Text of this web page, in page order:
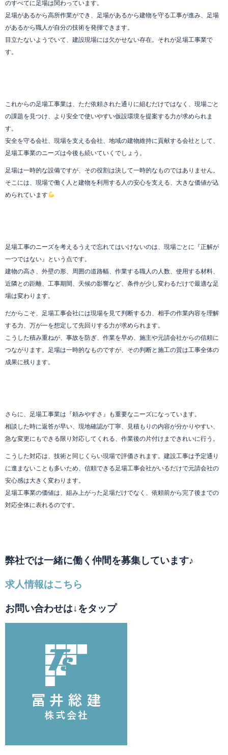
のすべてに足場は関わっています。
足場があるから高所作業ができ、足場があるから建物を守る工事が進み、足場
があるから職人が自分の技術を発揮できます。
目立たないようでいて、建設現場には欠かせない存在。それが足場工事業で
す。
これからの足場工事業は、ただ依頼された通りに組むだけではなく、現場ごと
の課題を見つけ、より安全で使いやすい仮設環境を提案する力が求められま
す。
安全を守る会社、現場を支える会社、地域の建物維持に貢献する会社として、
足場工事業のニーズは今後も続いていくでしょう。
足場は一時的な設備ですが、その役割は決して一時的なものではありません。
そこには、現場で働く人と建物を利用する人の安心を支える、大きな価値が込
められています
足場工事のニーズを考えるうえで忘れてはいけないのは、現場ごとに『正解が
一つではない』という点です。
建物の高さ、外壁の形、周囲の道路幅、作業する職人の人数、使用する材料、
近隣との距離、工事期間、天候の影響など、条件が少し変わるだけで最適な足
場は変わります。
だからこそ、足場工事会社には現場を見て判断する力、相手の作業内容を理解
する力、万が一を想定して先回りする力が求められます。
こうした積み重ねが、事故を防ぎ、作業を早め、施主や元請会社からの信頼に
つながります。足場は一時的なものですが、その判断と施工の質は工事全体の
成果に残ります。
さらに、足場工事業は『頼みやすさ』も重要なニーズになっています。
相談した時に返答が早い、現地確認が丁寧、見積もりの内容が分かりやすい、
急な変更にもできる限り対応してくれる、作業後の片付けまできれいに行う。
こうした対応は、技術と同じくらい現場で評価されます。建設工事は予定通り
に進まないことも多いため、信頼できる足場工事会社がいるだけで元請会社の
安心感は大きく変わります。
足場工事業の価値は、組み上がった足場だけでなく、依頼前から完了後までの
対応全体に表れるのです。
弊社では一緒に働く仲間を募集しています♪
求人情報はこちら
お問い合わせは↓をタップ